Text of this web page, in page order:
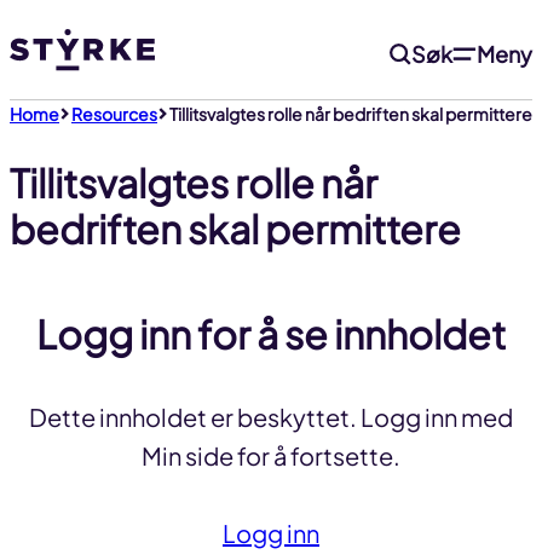
til
innhold
Søk Meny
Home Resources Tillitsvalgtes rolle når bedriften skal permittere
Tillitsvalgtes rolle når
bedriften skal permittere
Logg inn for å se innholdet
Dette innholdet er beskyttet. Logg inn med
Min side for å fortsette.
Logg inn